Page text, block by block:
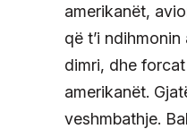
amerikanët,
që t’i
dimri, dhe
amerikanët.
veshmbathje.